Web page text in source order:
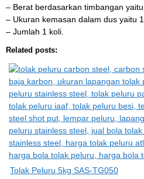
– Berat berdasarkan timbangan yaitu
– Ukuran kemasan dalam dus yaitu
– Jumlah 1 koli.
Related posts:
Tolak Peluru 5kg SAS-TG050